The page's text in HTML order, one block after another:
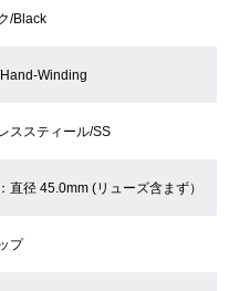
/Black
Winding
ススティール/SS
直径 45.0mm (リューズ含まず）
プ